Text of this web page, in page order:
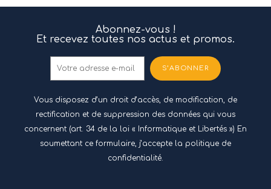
Abonnez-vous !
Et recevez toutes nos actus et promos.
S’ABONNER
Vous disposez d’un droit d’accès, de modification, de
rectification et de suppression des données qui vous
concernent (art. 34 de la loi « Informatique et Libertés ») En
soumettant ce formulaire, j’accepte la politique de
confidentialité.